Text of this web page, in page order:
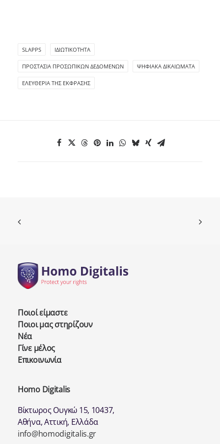
SLAPPS ΙΔΙΩΤΙΚΌΤΗΤΑ
ΠΡΟΣΤΑΣΊΑ ΠΡΟΣΩΠΙΚΏΝ ΔΕΔΟΜΈΝΩΝ ΨΗΦΙΑΚΆ ΔΙΚΑΙΏΜΑΤΑ
ΕΛΕΥΘΕΡΊΑ ΤΗΣ ΈΚΦΡΑΣΗΣ
Ποιοί είμαστε
Ποιοι μας στηρίζουν
Νέα
Γίνε μέλος
Επικοινωνία
Homo Digitalis
Βίκτωρος Ουγκώ 15, 10437,
Αθήνα, Αττική, Ελλάδα
info@homodigitalis.gr